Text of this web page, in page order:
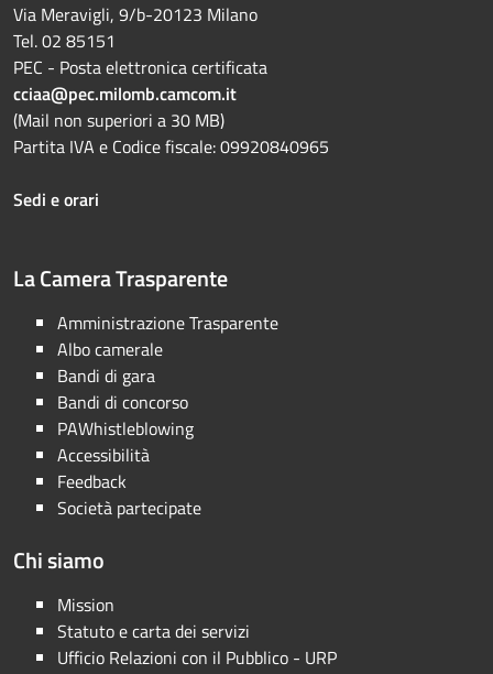
Via Meravigli, 9/b-20123 Milano
Tel. 02 85151
PEC - Posta elettronica certificata
cciaa@pec.milomb.camcom.it
(Mail non superiori a 30 MB)
Partita IVA e Codice fiscale: 09920840965
Sedi e orari
La Camera Trasparente
Amministrazione Trasparente
Albo camerale
Bandi di gara
Bandi di concorso
PAWhistleblowing
Accessibilità
Feedback
Società partecipate
Chi siamo
Mission
Statuto e carta dei servizi
Ufficio Relazioni con il Pubblico - URP